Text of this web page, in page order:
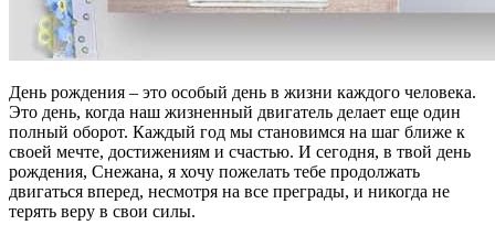
День рождения – это особый день в жизни каждого человека.
Это день, когда наш жизненный двигатель делает еще один
полный оборот. Каждый год мы становимся на шаг ближе к
своей мечте, достижениям и счастью. И сегодня, в твой день
рождения, Снежана, я хочу пожелать тебе продолжать
двигаться вперед, несмотря на все преграды, и никогда не
терять веру в свои силы.